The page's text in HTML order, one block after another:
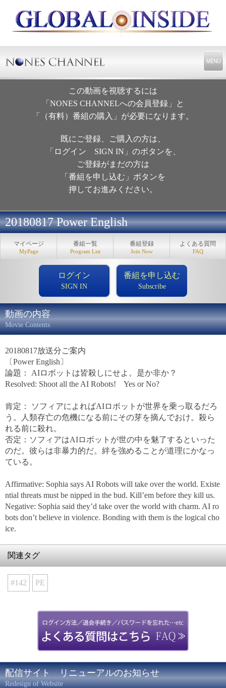
この動画を視聴するには
「NONES CHANNELへの会員登録」と
「（有料）番組の購入」が必要になります。
既にご登録、ご購入の方は、
「ログイン SIGN IN」のボタンを、
ご登録がまだの方は
「番組を申し込む」ボタンを
押してお進みください。
20180817 Power English
マイページ
MyPage
番組一覧
Program List
番組登録
Join Now
よくある質問
FAQ
ログイン
SIGN IN
番組を申し込む
Subscribe
動画の内容
Movie Contents
20180817放送分ご案内
〔Power English〕
論題： AIロボットは皆殺しにせよ。是か非か？
Resolved: Shoot all the AI Robots! Yes or No?
肯定： ソフィアによればAIロボットが世界を乗っ取るだろ
う。人類存亡の危機になる前にその芽を摘んでおけ。殺ら
れる前に殺れ。
否定：ソフィアはAIロボットが世の中を魅了するといった
のだ。彼らは非暴力的だ。絆を強めることが道理にかなっ
ている。
Affirmative: Sophia says AI Robots will take over the world. Existe
ntial threats must be nipped in the bud. Kill’em before they kill us.
Negative: Sophia said they’d take over the world with charm. AI ro
bots don’t believe in violence. Bonding with them is the logical cho
ice.
関連タグ
#142 PE
配信サイト リニューアルのお知らせ
Redesign of Website